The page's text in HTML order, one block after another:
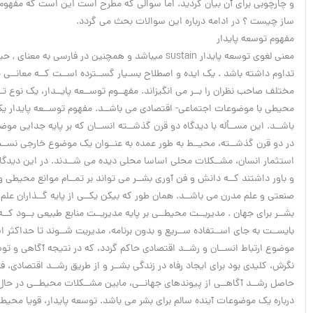
و چارچوبی برای آن بیان گردید. اما سوالی که مطرح است این است که
ساز چیست ؟ در ادامه درباره این سوالات بحث می گردد.
مفهوم توسعه پایدار
معنی لغوی توسعه پایدار sustain میباشد و همچنین در فارسی به معنای , حیات , زنده نگهداشتن , ادامه مستمراست و آنچه که می تواند در آینده
تداوم داشته باشد . یک ایده و اصطلاح بسـیار گســترده اســت کــه
مختلف صاحب نظران را بــر می انگیزاند. مفهــوم توســعه پایــدار، یک
محیطی با موضوعات اجتماعی- اقتصادی می باشــد. مفهوم توســعه پایدار
باشــد. این مســأله با دیدگاه دو قرن گذشــته انســان که بر پایه
در دو قرن گذشــته، محیــط به طور عمده به عنــوان یک موضوع خارجی
استثمار انسان، مشــکلات محلی اساسا محلی دیده می شــدند. در این
و باور داشتند کــه دانش و فن آوری بشــر می تواند بر تمــام موانع محیطی
صنعتی و علم مدرن می باشــد. همان طور که بیکن یکــی از پایه گــذاران
بشــر برای جهان . مدیریــت محیطــی بر پایه مدیریــت منابع طبیعی بــود
بایســت به جای اســتفاده ســریع و بدون برنامه، مدیریت شــوند تا
موضوع ارتباط انســان و رشــد اقتصادی حاکم گردد، که در نتیجه آگاهی و
نگرش، کلیدی بود برای ایجاد رفاه در زندگی بشــر و از طریق رشــد
حاصل رشــد آگاهــی از پیوندهای جهانــی، مابین مشــکلات محیطــی در
درباره یک موضوعات آینده سالم برای بشر می باشد. توسعه پایدار، قویا